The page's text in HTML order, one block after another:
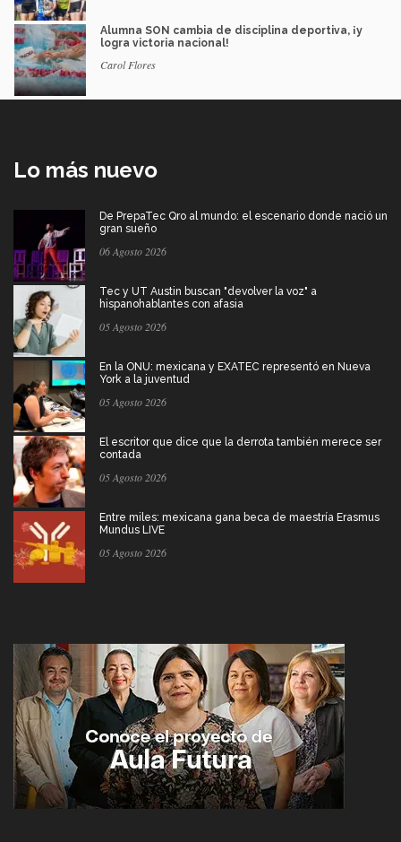
Alumna SON cambia de disciplina deportiva, ¡y
logra victoria nacional!
Carol Flores
Lo más nuevo
De PrepaTec Qro al mundo: el escenario donde nació un
gran sueño
06 Agosto 2026
Tec y UT Austin buscan "devolver la voz" a
hispanohablantes con afasia
05 Agosto 2026
En la ONU: mexicana y EXATEC representó en Nueva
York a la juventud
05 Agosto 2026
El escritor que dice que la derrota también merece ser
contada
05 Agosto 2026
Entre miles: mexicana gana beca de maestría Erasmus
Mundus LIVE
05 Agosto 2026